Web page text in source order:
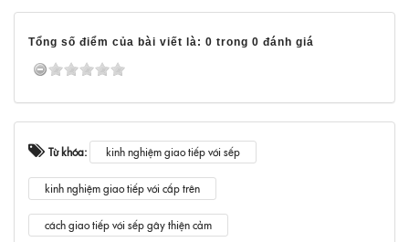
Tổng số điểm của bài viết là: 0 trong 0 đánh giá
Từ khóa: kinh nghiệm giao tiếp với sếp
kinh nghiệm giao tiếp với cấp trên
cách giao tiếp với sếp gây thiện cảm